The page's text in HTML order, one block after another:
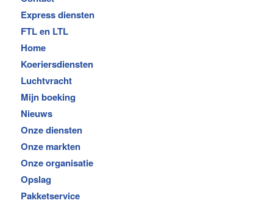
Express diensten
FTL en LTL
Home
Koeriersdiensten
Luchtvracht
Mijn boeking
Nieuws
Onze diensten
Onze markten
Onze organisatie
Opslag
Pakketservice